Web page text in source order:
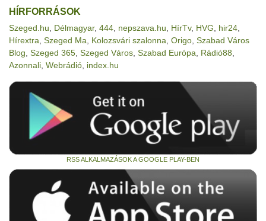
HÍRFORRÁSOK
Szeged.hu Délmagyar, 444 nepszava.hu HírTv, HVG hir24
Hírextra Szeged Ma Kolozsvári szalonna Origo Szabad Város
Blog Szeged 365 Szeged Város Szabad Európa Rádió88
Azonnali Webrádió index.hu
RSS ALKALMAZÁSOK A GOOGLE PLAY-BEN